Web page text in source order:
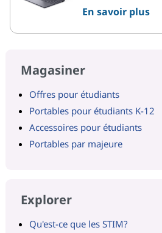
En savoir plus
Magasiner
Offres pour étudiants
Portables pour étudiants K-12
Accessoires pour étudiants
Portables par majeure
Explorer
Qu'est-ce que les STIM?